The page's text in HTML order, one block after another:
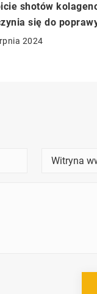
shotów
się do
2024